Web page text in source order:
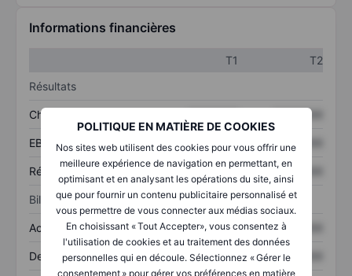
POLITIQUE EN MATIÈRE DE COOKIES
Nos sites web utilisent des cookies pour vous offrir une
meilleure expérience de navigation en permettant, en
optimisant et en analysant les opérations du site, ainsi
que pour fournir un contenu publicitaire personnalisé et
vous permettre de vous connecter aux médias sociaux.
En choisissant « Tout Accepter», vous consentez à
l'utilisation de cookies et au traitement des données
personnelles qui en découle. Sélectionnez « Gérer le
consentement » pour gérer vos préférences en matière
Informations financières
T1
T2
Résultats
Chiffre d’affaires XXXXXXX
EBITDA XXXXXXX XXXXXXX
Résultat net XXXXXXX XXXXXXX
Bilan
Actifs totaux XXXXXXX XXXXXXX
Dette totale XXXXXXX XXXXXXX